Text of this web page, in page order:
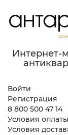
Интернет-
Войти
Регистрация
8 800 500 47 14
Условия оплаты
Условия